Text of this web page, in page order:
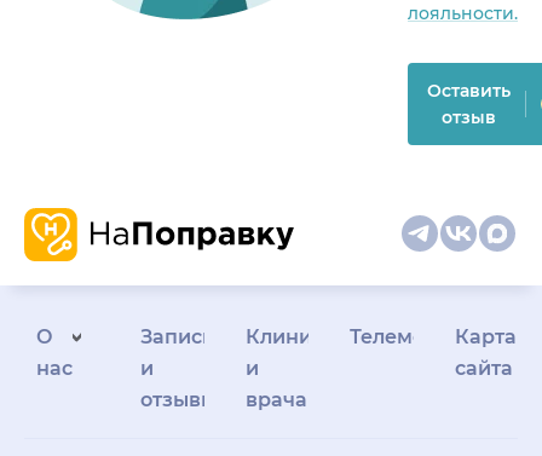
лояльности.
Оставить
отзыв
О
нас
Запись
и
отзывы
Клиникам
и
врачам
Телемедицина
Карта
сайта